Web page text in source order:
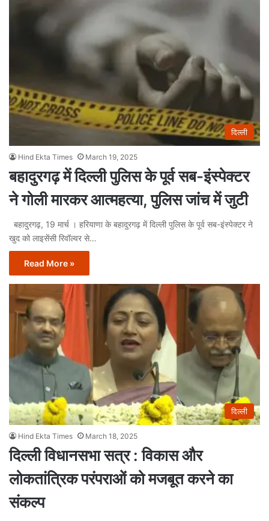
दिल्ली
Hind Ekta Times March 19, 2025
बहादुरगढ़ में दिल्ली पुलिस के पूर्व सब-इंस्पेक्टर
ने गोली मारकर आत्महत्या, पुलिस जांच में जुटी
बहादुरगढ़, 19 मार्च । हरियाणा के बहादुरगढ़ में दिल्ली पुलिस के पूर्व सब-इंस्पेक्टर ने
खुद को लाइसेंसी रिवॉल्वर से…
Read More »
दिल्ली
Hind Ekta Times March 18, 2025
दिल्ली विधानसभा सत्र : विकास और
लोकतांत्रिक परंपराओं को मजबूत करने का
संकल्प